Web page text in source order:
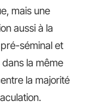
mais une
aussi à la
séminal et
dans la même
la majorité